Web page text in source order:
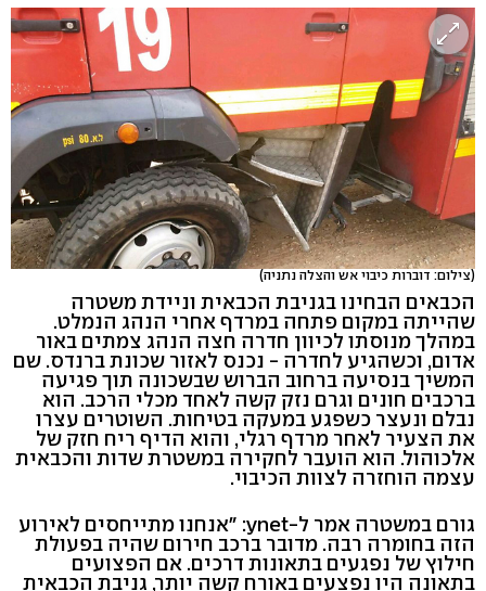
(צילום: דוברות כיבוי אש והצלה נתניה)
הכבאים הבחינו בגניבת הכבאית וניידת משטרה
שהייתה במקום פתחה במרדף אחרי הנהג הנמלט.
במהלך מנוסתו לכיוון חדרה חצה הנהג צמתים באור
אדום, וכשהגיע לחדרה - נכנס לאזור שכונת ברנדס. שם
המשיך בנסיעה ברחוב הברוש שבשכונה תוך פגיעה
ברכבים חונים וגרם נזק קשה לאחד מכלי הרכב. הוא
נבלם ונעצר כשפגע במעקה בטיחות. השוטרים עצרו
את הצעיר לאחר מרדף רגלי, והוא הדיף ריח חזק של
אלכוהול. הוא הועבר לחקירה במשטרת שדות והכבאית
עצמה הוחזרה לצוות הכיבוי.
גורם במשטרה אמר ל-ynet: "אנחנו מתייחסים לאירוע
הזה בחומרה רבה. מדובר ברכב חירום שהיה בפעולת
חילוץ של נפגעים בתאונות דרכים. אם הפצועים
בתאונה היו נפצעים באורח קשה יותר, גניבת הכבאית